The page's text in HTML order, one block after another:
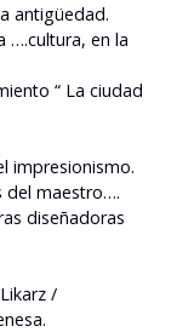
antigüedad.
….cultura, en la
“ La ciudad
impresionismo.
del maestro….
diseñadoras
/